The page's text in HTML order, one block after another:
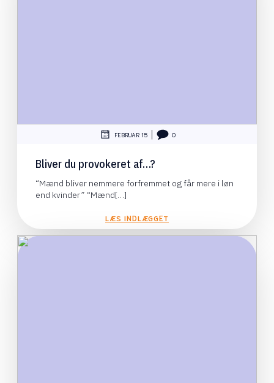
FEBRUAR 15 0
Bliver du provokeret af…?
“Mænd bliver nemmere forfremmet og får mere i løn
end kvinder” “Mænd[…]
LÆS INDLÆGGET